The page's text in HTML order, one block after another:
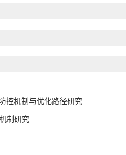
控机制与优化路径研究
制研究